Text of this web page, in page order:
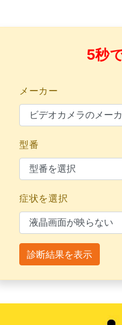
5秒
メーカー
型番
症状を選択
診断結果を表示